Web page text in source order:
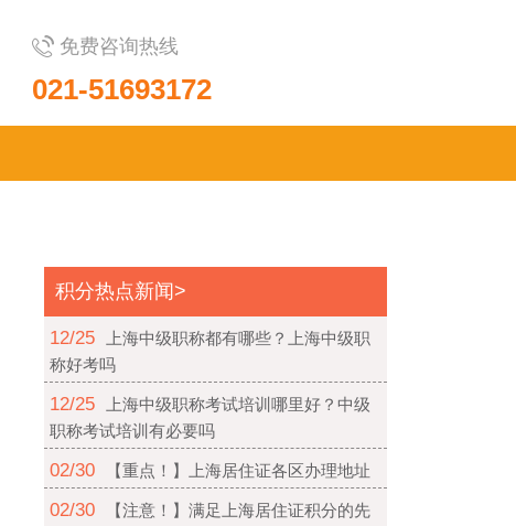
免费咨询热线
021-51693172
积分热点新闻>
12/25
上海中级职称都有哪些？上海中级职
称好考吗
12/25
上海中级职称考试培训哪里好？中级
职称考试培训有必要吗
02/30 【重点！】上海居住证各区办理地址
02/30
【注意！】满足上海居住证积分的先